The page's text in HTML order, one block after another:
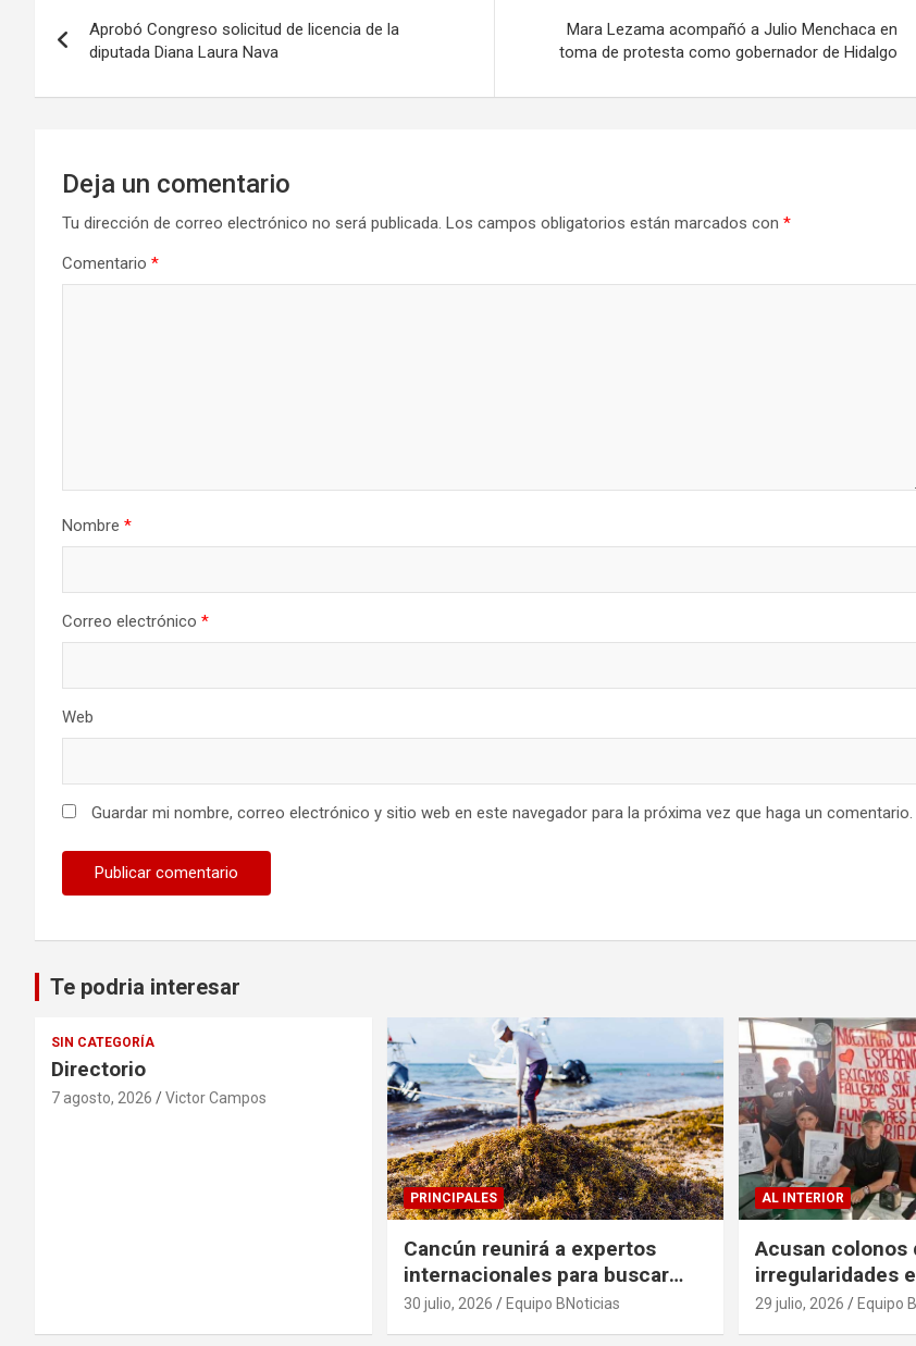
de
entradas
Aprobó Congreso solicitud de licencia de la
diputada Diana Laura Nava
Mara Lezama acompañó a Julio Menchaca en
toma de protesta como gobernador de Hidalgo
Deja un comentario
Tu dirección de correo electrónico no será publicada. Los campos obligatorios están marcados con *
Comentario *
Nombre *
Correo electrónico *
Web
Guardar mi nombre, correo electrónico y sitio web en este navegador para la próxima vez que haga un comentario.
Te podria interesar
SIN CATEGORÍA
Directorio
7 agosto, 2026 Victor Campos
PRINCIPALES
Cancún reunirá a expertos
internacionales para buscar
soluciones al problema del
30 julio, 2026 Equipo BNoticias
AL INTERIOR
Acusan colonos
irregularidades
escrituras
29 julio, 2026 Equipo